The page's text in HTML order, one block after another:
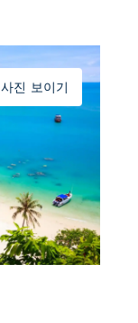
든 5 사진 보이기